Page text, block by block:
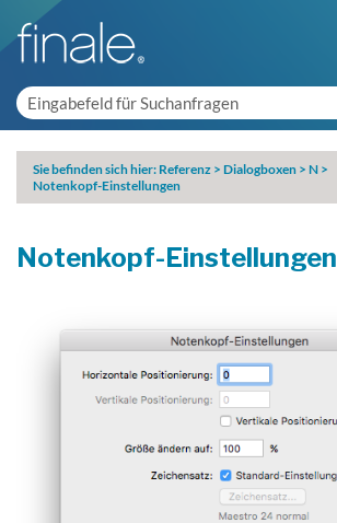
Sie befinden sich hier: Referenz > Dialogboxen > N >
Notenkopf-Einstellungen
Notenkopf-Einstellungen